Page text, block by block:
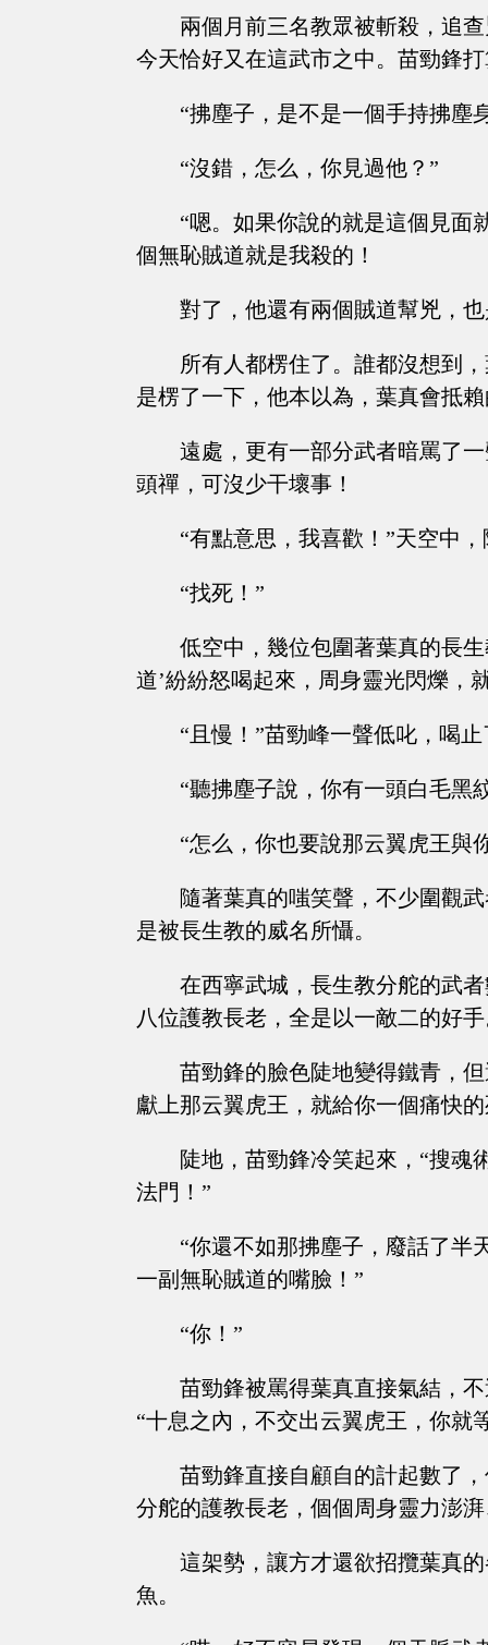
兩個月前三名教眾被斬殺，追
今天恰好又在這武市之中。苗勁鋒
“拂塵子，是不是一個手持拂塵
“沒錯，怎么，你見過他？”
“嗯。如果你說的就是這個見面
個無恥賊道就是我殺的！
對了，他還有兩個賊道幫兇，
所有人都楞住了。誰都沒想到
是楞了一下，他本以為，葉真會抵
遠處，更有一部分武者暗罵了
頭禪，可沒少干壞事！
“有點意思，我喜歡！”天空中
“找死！”
低空中，幾位包圍著葉真的長
道’紛紛怒喝起來，周身靈光閃爍，
“且慢！”苗勁峰一聲低叱，喝
“聽拂塵子說，你有一頭白毛黑
“怎么，你也要說那云翼虎王與
隨著葉真的嗤笑聲，不少圍觀
是被長生教的威名所懾。
在西寧武城，長生教分舵的武
八位護教長老，全是以一敵二的好
苗勁鋒的臉色陡地變得鐵青，
獻上那云翼虎王，就給你一個痛快
陡地，苗勁鋒冷笑起來，“搜魂
法門！”
“你還不如那拂塵子，廢話了半
一副無恥賊道的嘴臉！”
“你！”
苗勁鋒被罵得葉真直接氣結，
“十息之內，不交出云翼虎王，你就
苗勁鋒直接自顧自的計起數了
分舵的護教長老，個個周身靈力澎
這架勢，讓方才還欲招攬葉真
魚。